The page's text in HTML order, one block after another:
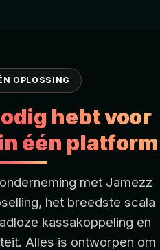
OPLOSSING
hebt voor
één platform
met Jamezz
het breedste scala
kassakoppeling en
Alles is ontworpen om